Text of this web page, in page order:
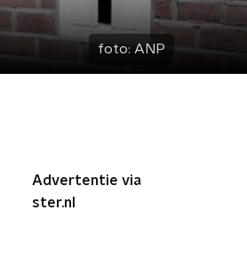
foto: ANP
Advertentie via
ster.nl